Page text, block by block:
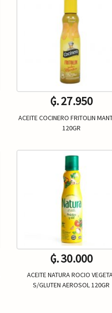
₲. 27.950
ACEITE COCINERO FRITOLIN
120GR
₲. 30.000
ACEITE NATURA ROCIO
S/GLUTEN AEROSOL 120GR